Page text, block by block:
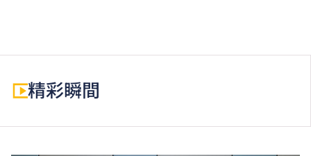
為增強對學生的學習支援，學院或會要求部分學生修讀
付所需費用。
精彩瞬間